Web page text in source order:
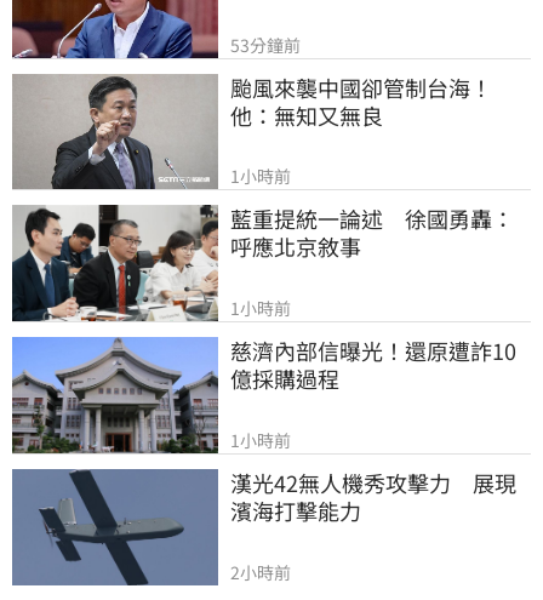
53分鐘前
颱風來襲中國卻管制台海！
他：無知又無良
1小時前
藍重提統一論述　徐國勇轟：
呼應北京敘事
1小時前
慈濟內部信曝光！還原遭詐10
億採購過程
1小時前
漢光42無人機秀攻擊力　展現
濱海打擊能力
2小時前